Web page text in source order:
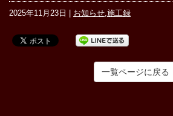
2025年11月23日 | お知らせ,施工録
一覧ページに戻る